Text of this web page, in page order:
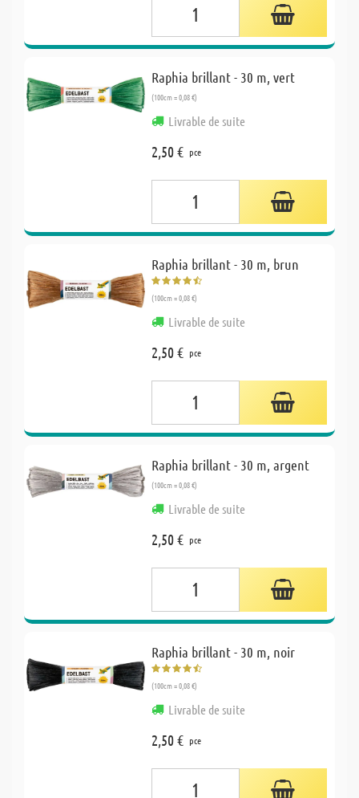
Raphia brillant - 30 m, vert
(100cm = 0,08 €)
Livrable de suite
2,50 € pce
Raphia brillant - 30 m, brun
(100cm = 0,08 €)
Livrable de suite
2,50 € pce
Raphia brillant - 30 m, argent
(100cm = 0,08 €)
Livrable de suite
2,50 € pce
Raphia brillant - 30 m, noir
(100cm = 0,08 €)
Livrable de suite
2,50 € pce